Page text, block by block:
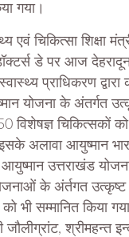
गया।
एवं चिकित्सा शिक्षा
डे पर आज
प्राधिकरण
योजना के अंतर्गत
विशेषज्ञ चिकित्सकों
अलावा आयुष्मान
उत्तराखंड
के अंर्तगत
को भी सम्मानित किया
श्रीमहन्त